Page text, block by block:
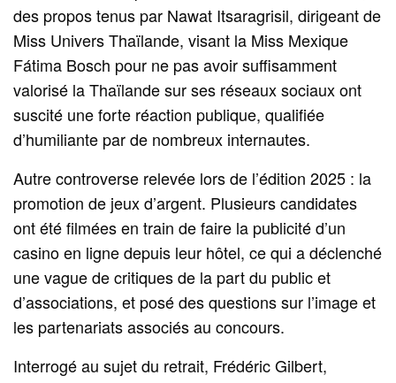
des propos tenus par Nawat Itsaragrisil, dirigeant de
Miss Univers Thaïlande, visant la Miss Mexique
Fátima Bosch pour ne pas avoir suffisamment
valorisé la Thaïlande sur ses réseaux sociaux ont
suscité une forte réaction publique, qualifiée
d’humiliante par de nombreux internautes.
Autre controverse relevée lors de l’édition 2025 : la
promotion de jeux d’argent. Plusieurs candidates
ont été filmées en train de faire la publicité d’un
casino en ligne depuis leur hôtel, ce qui a déclenché
une vague de critiques de la part du public et
d’associations, et posé des questions sur l’image et
les partenariats associés au concours.
Interrogé au sujet du retrait, Frédéric Gilbert,